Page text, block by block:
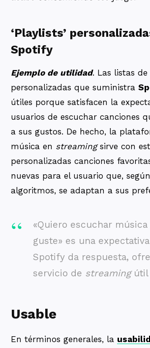
‘Playlists’
Spotify
Ejemplo de utilidad. Las listas
personalizadas que suministra
útiles porque satisfacen la
usuarios de escuchar canciones
a sus gustos. De hecho, la
música en streamingsirve con
personalizadas canciones
nuevas para el usuario que,
algoritmos, se adaptan a sus
«Quiero escuchar
guste» es una
Spotify da respuesta,
servicio de streamingútil
Usable
En términos generales, la